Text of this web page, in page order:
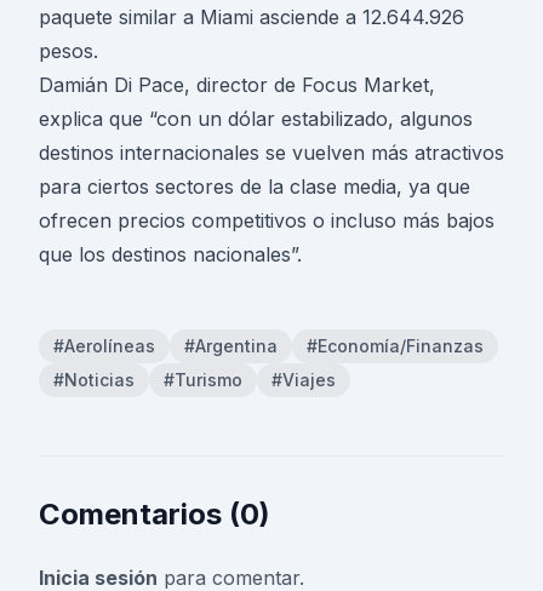
paquete similar a Miami asciende a 12.644.926
pesos.
Damián Di Pace, director de Focus Market,
explica que “con un dólar estabilizado, algunos
destinos internacionales se vuelven más atractivos
para ciertos sectores de la clase media, ya que
ofrecen precios competitivos o incluso más bajos
que los destinos nacionales”.
#Aerolíneas #Argentina
#Economía/Finanzas
#Noticias
#Turismo #Viajes
Comentarios (0)
Inicia sesión para comentar.